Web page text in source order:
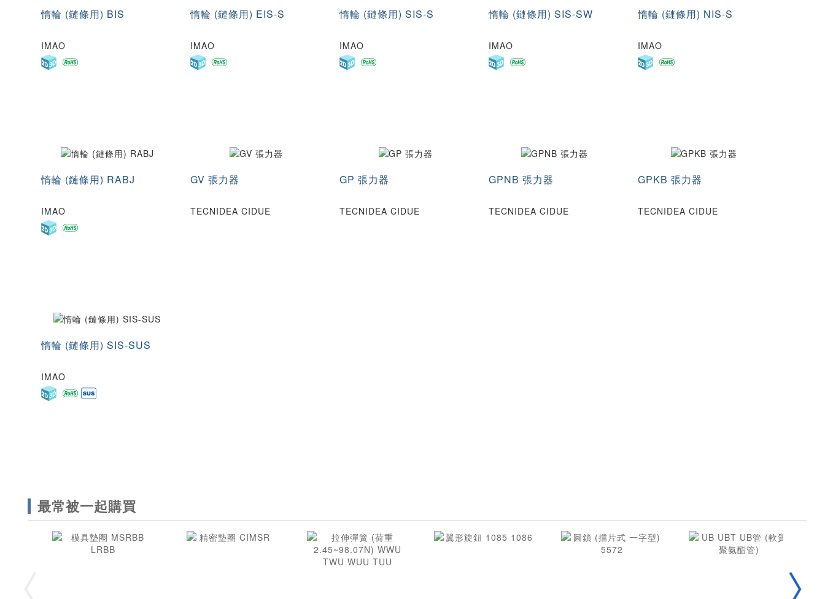
惰輪 (鏈條用) BIS
IMAO
惰輪 (鏈條用) EIS-S
IMAO
惰輪 (鏈條用) SIS-S
IMAO
惰輪 (鏈條用) SIS-SW
IMAO
惰輪 (鏈條用) NIS-S
IMAO
惰輪 (鏈條用) RABJ
IMAO
GV 張力器
TECNIDEA CIDUE
GP 張力器
TECNIDEA CIDUE
GPNB 張力器
TECNIDEA CIDUE
GPKB 張力器
TECNIDEA CIDUE
惰輪 (鏈條用) SIS-SUS
IMAO
最常被一起購買